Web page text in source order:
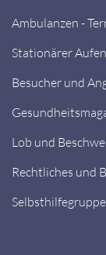
Ambulanzen -
Stationärer
Besucher und
Lob und
Rechtliches und